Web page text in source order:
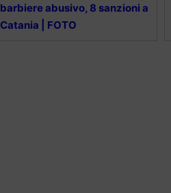
barbiere abusivo, 8 sanzioni a
Catania | FOTO